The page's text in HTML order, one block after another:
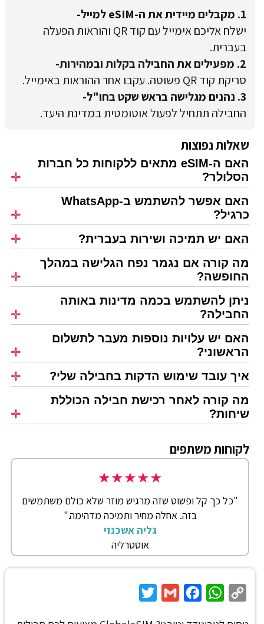
Copy
WhatsApp
Facebook
Gmail
1. מקבלים מיידית את ה-eSIM למייל-
ישלח אליכם אימייל עם קוד QR והוראות הפעלה
בעברית.
2. מפעילים את החבילה בקלות ובמהירות-
סריקת קוד QR פשוטה. עקבו אחר ההוראות באימייל.
3. נהנים מגלישה בראש שקט בחו"ל-
החבילה תתחיל לפעול אוטומטית במדינת היעד.
שאלות נפוצות
האם ה-eSIM מתאים ללקוחות כל חברות
הסלולר?
האם אפשר להשתמש ב-WhatsApp
כרגיל?
האם יש תמיכה ושירות בעברית?
מה קורה אם נגמר נפח הגלישה במהלך
החופשה?
ניתן להשתמש בכמה מדינות באותה
החבילה?
האם יש עלויות נוספות מעבר לתשלום
הראשוני?
איך עובד שימוש הדקות בחבילה שלי?
מה קורה לאחר רכישת חבילה הכוללת
שיחות?
לקוחות משתפים
★
★
★
★
★
"כל כך קל ופשוט שזה מרגיש מוזר שלא כולם משתמשים
בזה. אחלה מחיר ותמיכה מדהימה."
גליה אשכנזי
אוסטרליה